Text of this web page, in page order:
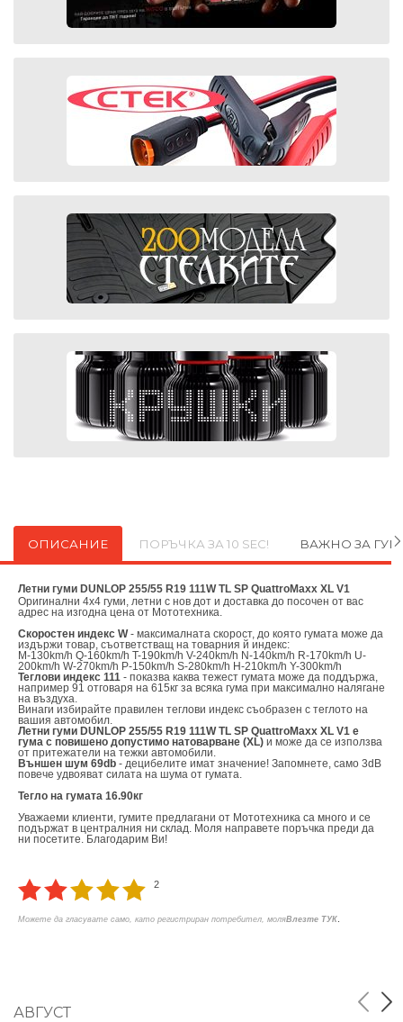
ОПИСАНИЕ ПОРЪЧКА ЗА 10 SEC! ВАЖНО ЗА
Летни гуми DUNLOP 255/55 R19 111W TL SP QuattroMaxx XL V1
Оригинални 4х4 гуми, летни с нов дот и доставка до посочен от вас
адрес на изгодна цена от Мототехника.
Скоростен индекс W- максималната скорост, до която гумата може да
издържи товар, съответстващ на товарния й индекс:
M-130km/h Q-160km/h T-190km/h V-240km/h N-140km/h R-170km/h U-
200km/h W-270km/h P-150km/h S-280km/h H-210km/h Y-300km/h
Теглови индекс 111 - показва каква тежест гумата може да поддържа,
например 91 отговаря на 615кг за всяка гума при максимално налягане
на въздуха.
Винаги избирайте правилен теглови индекс съобразен с теглото на
вашия автомобил.
Летни гуми DUNLOP 255/55 R19 111W TL SP QuattroMaxx XL V1 е
гума с повишено допустимо натоварване (XL) и може да се използва
от притежатели на тежки автомобили.
Външен шум 69db - децибелите имат значение! Запомнете, само 3dB
повече удвояват силата на шума от гумата.
Тегло на гумата 16.90кг
Уважаеми клиенти, гумите предлагани от Мототехника са много и се
подържат в централния ни склад. Моля направете поръчка преди да
ни посетите. Благодарим Ви!
2
Можете да гласувате само, като регистриран потребител, моляВлезте ТУК
АВГУСТ